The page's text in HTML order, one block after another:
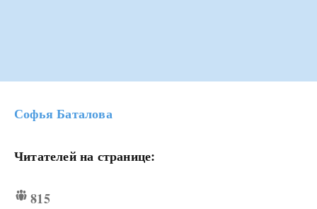
Софья Баталова
Читателей на странице:
815